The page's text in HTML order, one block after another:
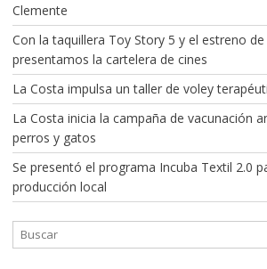
Clemente
Con la taquillera Toy Story 5 y el estreno de
presentamos la cartelera de cines
La Costa impulsa un taller de voley
La Costa inicia la campaña de vacunación
perros y gatos
Se presentó el programa Incuba Textil 2.0
producción local